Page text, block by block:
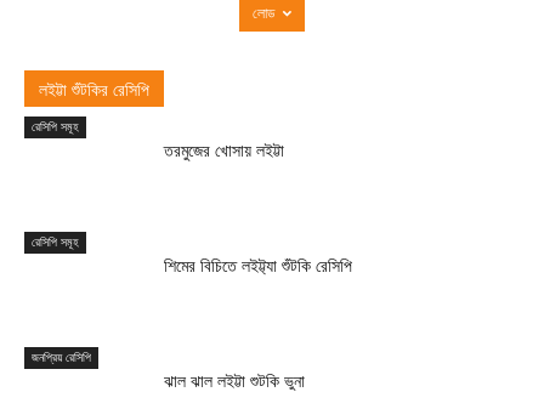
লোড
লইট্টা শুঁটকির রেসিপি
রেসিপি সমূহ
তরমুজের খোসায় লইট্টা
রেসিপি সমূহ
শিমের বিচিতে লইট্ট্যা শুঁটকি রেসিপি
জনপ্রিয় রেসিপি
ঝাল ঝাল লইট্টা শুটকি ভুনা